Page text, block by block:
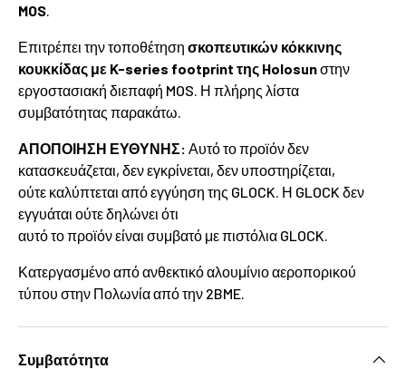
MOS
Επιτρέπει την τοποθέτηση σκοπευτικών κόκκινης
κουκκίδας με K-series footprint της Holosunστην
εργοστασιακή διεπαφή MOS. Η πλήρης λίστα
συμβατότητας παρακάτω.
ΑΠΟΠΟΙΗΣΗ ΕΥΘΥΝΗΣ: Αυτό το προϊόν δεν
κατασκευάζεται, δεν εγκρίνεται, δεν υποστηρίζεται,
ούτε καλύπτεται από εγγύηση της GLOCK. Η GLOCK δεν
εγγυάται ούτε δηλώνει ότι
αυτό το προϊόν είναι συμβατό με πιστόλια GLOCK.
Κατεργασμένο από ανθεκτικό αλουμίνιο αεροπορικού
τύπου στην Πολωνία από την 2BME.
Συμβατότητα